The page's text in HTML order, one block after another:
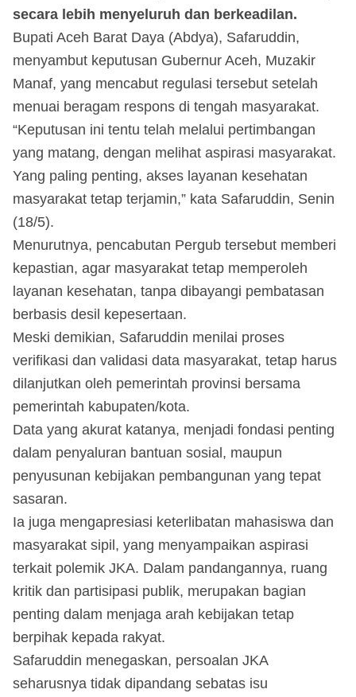
secara lebih menyeluruh dan berkeadilan.
Bupati Aceh Barat Daya (Abdya), Safaruddin,
menyambut keputusan Gubernur Aceh, Muzakir
Manaf, yang mencabut regulasi tersebut setelah
menuai beragam respons di tengah masyarakat.
“Keputusan ini tentu telah melalui pertimbangan
yang matang, dengan melihat aspirasi masyarakat.
Yang paling penting, akses layanan kesehatan
masyarakat tetap terjamin,” kata Safaruddin, Senin
(18/5).
Menurutnya, pencabutan Pergub tersebut memberi
kepastian, agar masyarakat tetap memperoleh
layanan kesehatan, tanpa dibayangi pembatasan
berbasis desil kepesertaan.
Meski demikian, Safaruddin menilai proses
verifikasi dan validasi data masyarakat, tetap harus
dilanjutkan oleh pemerintah provinsi bersama
pemerintah kabupaten/kota.
Data yang akurat katanya, menjadi fondasi penting
dalam penyaluran bantuan sosial, maupun
penyusunan kebijakan pembangunan yang tepat
sasaran.
Ia juga mengapresiasi keterlibatan mahasiswa dan
masyarakat sipil, yang menyampaikan aspirasi
terkait polemik JKA. Dalam pandangannya, ruang
kritik dan partisipasi publik, merupakan bagian
penting dalam menjaga arah kebijakan tetap
berpihak kepada rakyat.
Safaruddin menegaskan, persoalan JKA
seharusnya tidak dipandang sebatas isu